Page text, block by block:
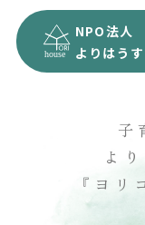
NPO法人
よりはうす
子
よ
『ヨリ